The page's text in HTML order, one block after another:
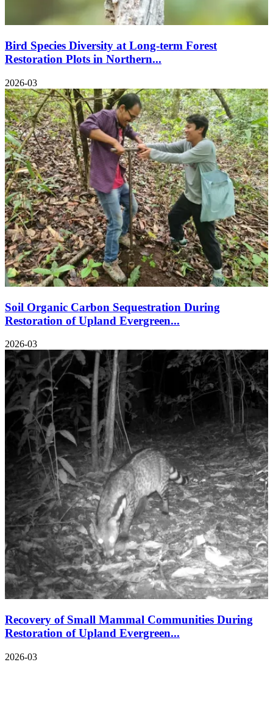
Bird Species Diversity at Long-term Forest
Restoration Plots in Northern...
2026-03
Soil Organic Carbon Sequestration During
Restoration of Upland Evergreen...
2026-03
Recovery of Small Mammal Communities During
Restoration of Upland Evergreen...
2026-03